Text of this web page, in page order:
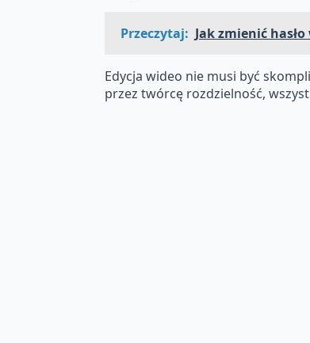
Przeczytaj: Jak zmienić
Edycja wideo nie musi być
przez twórcę rozdzielność,